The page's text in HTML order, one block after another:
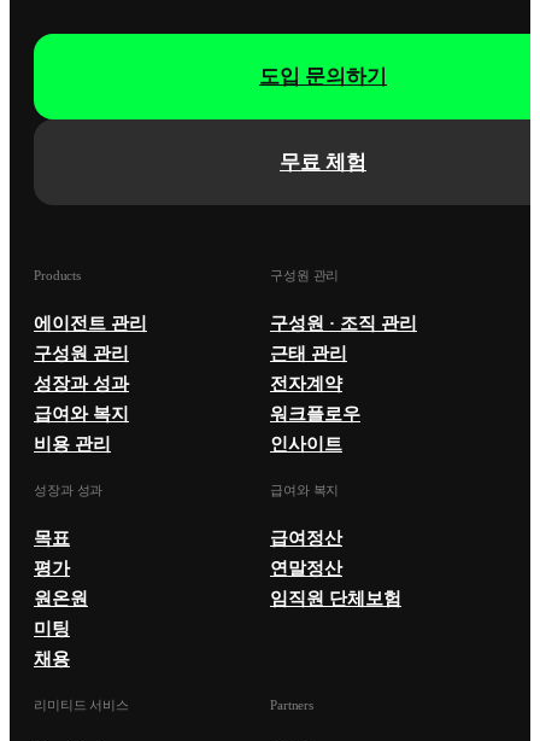
무료 체험
도입 문의하기
Products
에이전트 관리
구성원 관리
성장과 성과
급여와 복지
비용 관리
구성원 관리
구성원 · 조직 관리
근태 관리
전자계약
워크플로우
인사이트
성장과 성과
목표
평가
원온원
미팅
채용
급여와 복지
급여정산
연말정산
임직원 단체보험
리미티드 서비스 Partners